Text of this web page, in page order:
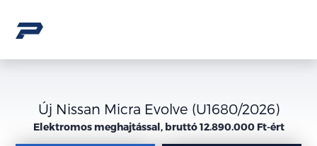
Új Nissan Micra Evolve (U1680/2026)
Elektromos meghajtással, bruttó 12.890.000 Ft-ért